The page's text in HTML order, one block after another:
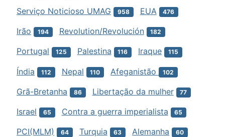
Serviço Noticioso UMAG
958 EUA 476
Irão 194 Revolution/Revolución 182
Portugal 125 Palestina 116 Iraque 115
Índia 112 Nepal 110 Afeganistão 102
Grã-Bretanha 86 Libertação da mulher 77
Israel 65 Contra a guerra imperialista 65
PCI(MLM) 64 Turquia 63 Alemanha 60